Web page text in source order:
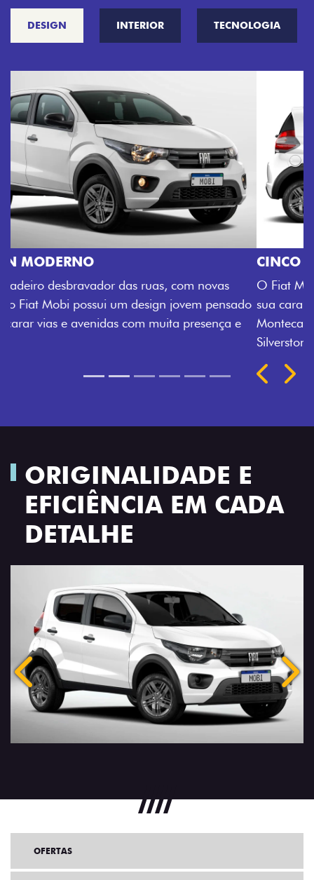
DESIGN INTERIOR TECNOLOGIA
CINCO OPÇÕES DE CORES
O Fiat Mobi tem sempre uma opção de cor que é a
sua cara. Escolha entre o Preto Vulcano, Vermelho
Montecarlo, Branco Banchisa, Prata Bari e Cinza
Rodas de liga leve
ORIGINALIDADE E
EFICIÊNCIA EM CADA
DETALHE
Anterior
OFERTAS